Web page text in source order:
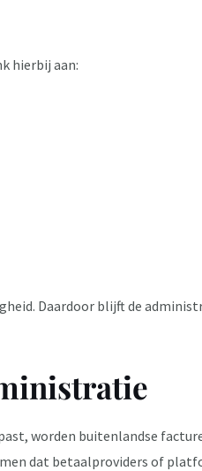
hierbij aan:
Daardoor blijft de
worden buitenlandse
dat betaalproviders of